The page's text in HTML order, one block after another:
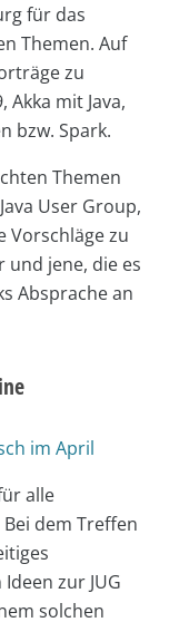
für das
Themen. Auf
zu
Akka mit Java,
bzw. Spark.
Themen
User Group,
Vorschläge zu
und jene, die es
Absprache an
im April
alle
dem Treffen
zur JUG
solchen